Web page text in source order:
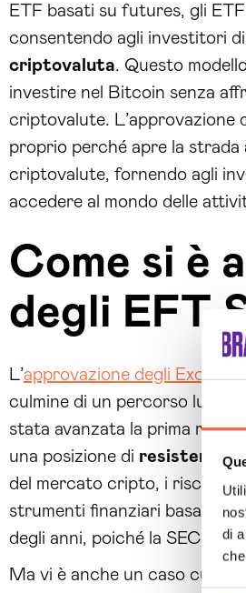
di
ETF basati su futures, gli
consentendo agli investitori
criptovaluta. Questo
investire nel Bitcoin senza
criptovalute. L’approvazione
proprio perché apre la strada
criptovalute, fornendo agli
accedere al mondo delle
Come si è
degli EFT
L’approvazione degli
culmine di un percorso lungo
stata avanzata la prima
una posizione di resistenza.
del mercato cripto, i rischi
strumenti finanziari basati su
degli anni, poiché la SEC ha
Ma vi è anche un caso